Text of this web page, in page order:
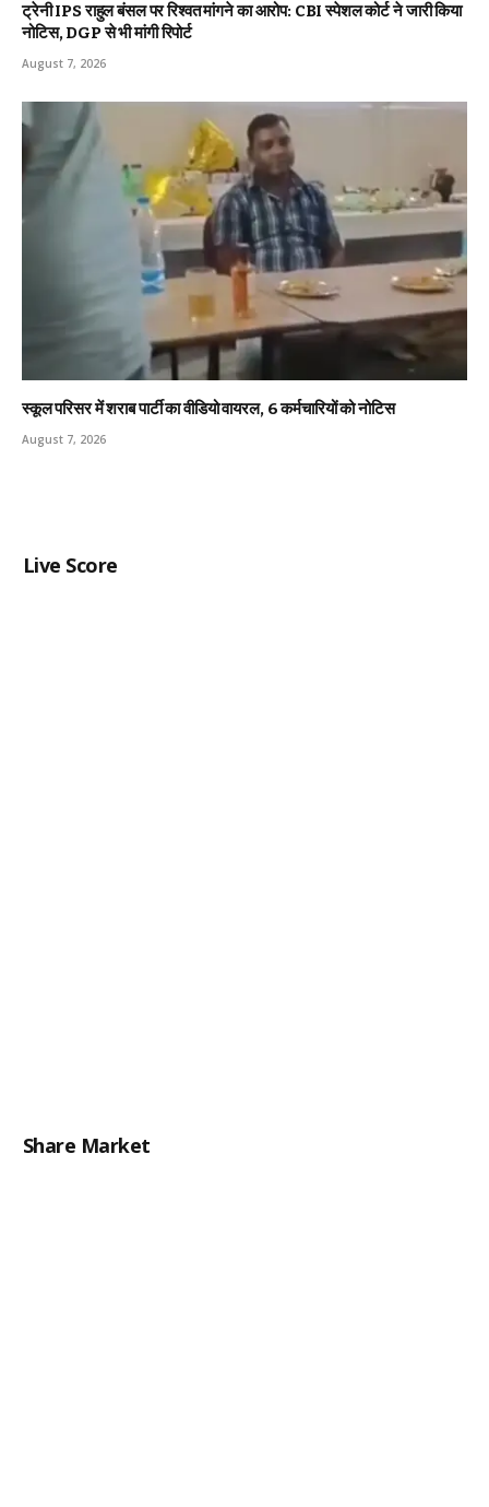
ट्रेनी IPS राहुल बंसल पर रिश्वत मांगने का आरोप: CBI स्पेशल कोर्ट ने जारी किया
नोटिस, DGP से भी मांगी रिपोर्ट
August 7, 2026
स्कूल परिसर में शराब पार्टी का वीडियो वायरल, 6 कर्मचारियों को नोटिस
August 7, 2026
Live Score
Share Market